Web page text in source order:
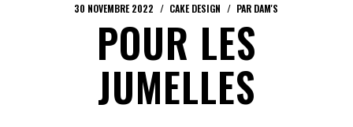
30 NOVEMBRE 2022 CAKE DESIGN PAR DAM'S
POUR LES
JUMELLES